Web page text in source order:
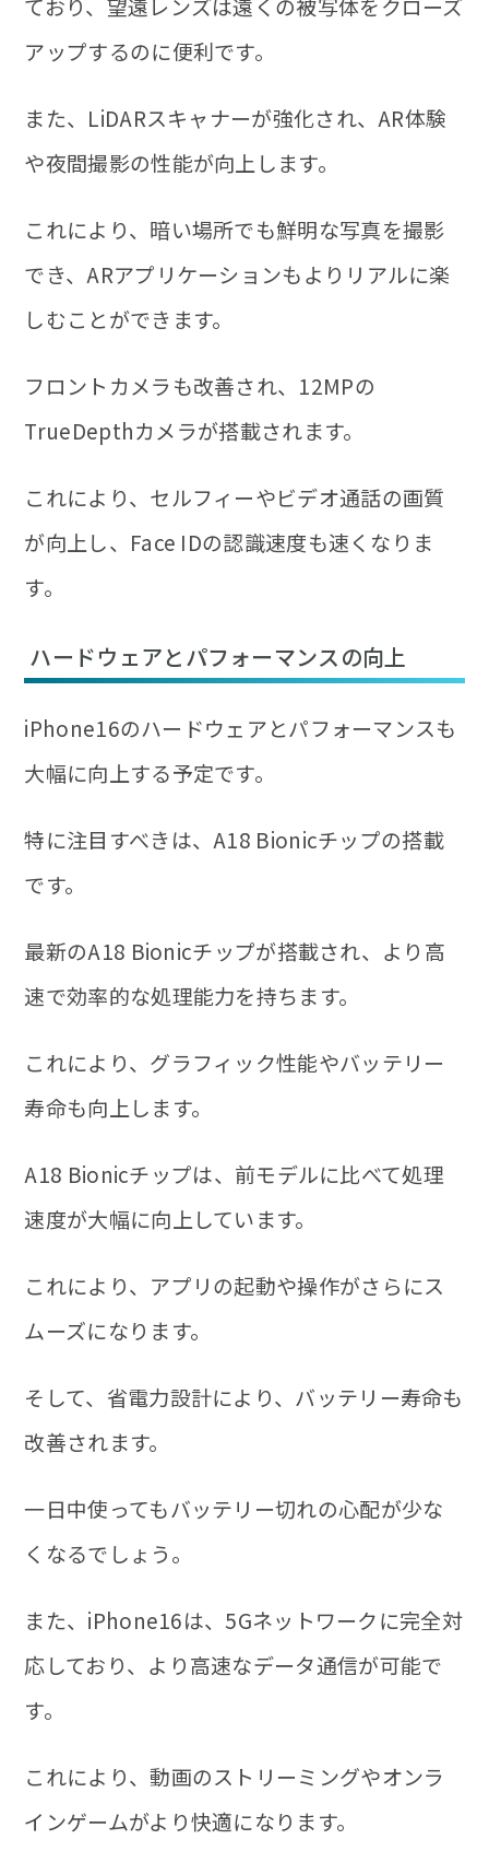
ており、望遠レンズは遠くの被写体をクローズ
アップするのに便利です。
また、LiDARスキャナーが強化され、AR体験
や夜間撮影の性能が向上します。
これにより、暗い場所でも鮮明な写真を撮影
でき、ARアプリケーションもよりリアルに楽
しむことができます。
フロントカメラも改善され、12MPの
TrueDepthカメラが搭載されます。
これにより、セルフィーやビデオ通話の画質
が向上し、Face IDの認識速度も速くなりま
す。
ハードウェアとパフォーマンスの向上
iPhone16のハードウェアとパフォーマンスも
大幅に向上する予定です。
特に注目すべきは、A18 Bionicチップの搭載
です。
最新のA18 Bionicチップが搭載され、より高
速で効率的な処理能力を持ちます。
これにより、グラフィック性能やバッテリー
寿命も向上します。
A18 Bionicチップは、前モデルに比べて処理
速度が大幅に向上しています。
これにより、アプリの起動や操作がさらにス
ムーズになります。
そして、省電力設計により、バッテリー寿命も
改善されます。
一日中使ってもバッテリー切れの心配が少な
くなるでしょう。
また、iPhone16は、5Gネットワークに完全対
応しており、より高速なデータ通信が可能で
す。
これにより、動画のストリーミングやオンラ
インゲームがより快適になります。